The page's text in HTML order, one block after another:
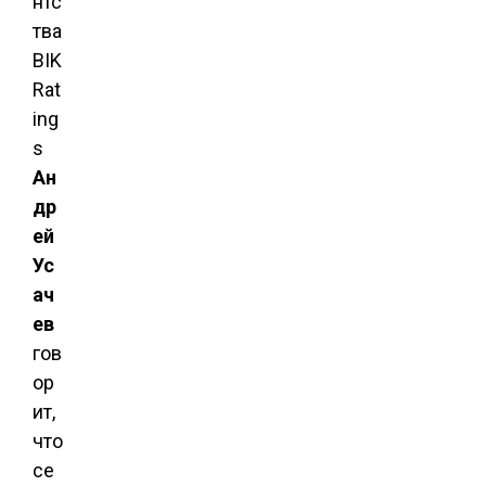
тва
BIK
Rat
ing
s
Ан
др
ей
Ус
ач
ев
гов
ор
ит,
что
се